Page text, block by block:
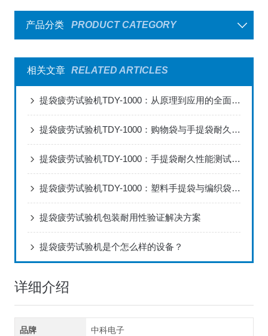
产品分类 PRODUCT CATEGORY
相关文章 RELATED ARTICLES
提袋疲劳试验机TDY-1000：从原理到应用的全面解读
提袋疲劳试验机TDY-1000：购物袋与手提袋耐久性能检测规范
提袋疲劳试验机TDY-1000：手提袋耐久性能测试的技术解析
提袋疲劳试验机TDY-1000：塑料手提袋与编织袋耐疲劳性能测试方法
提袋疲劳试验机包装耐用性验证解决方案
提袋疲劳试验机是个怎么样的设备？
详细介绍
品牌 中科电子